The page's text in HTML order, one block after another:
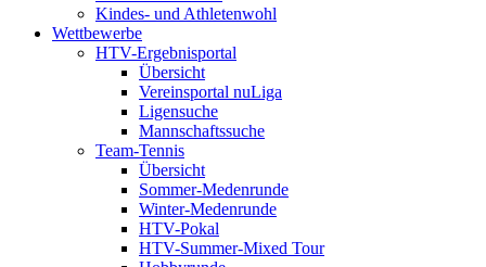
Kindes- und Athletenwohl
Wettbewerbe
HTV-Ergebnisportal
Übersicht
Vereinsportal nuLiga
Ligensuche
Mannschaftssuche
Team-Tennis
Übersicht
Sommer-Medenrunde
Winter-Medenrunde
HTV-Pokal
HTV-Summer-Mixed Tour